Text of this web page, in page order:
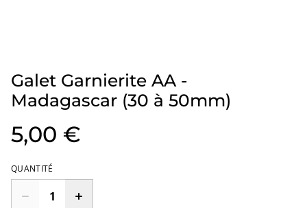
Galet Garnierite AA -
Madagascar (30 à 50mm)
5,00 €
QUANTITÉ